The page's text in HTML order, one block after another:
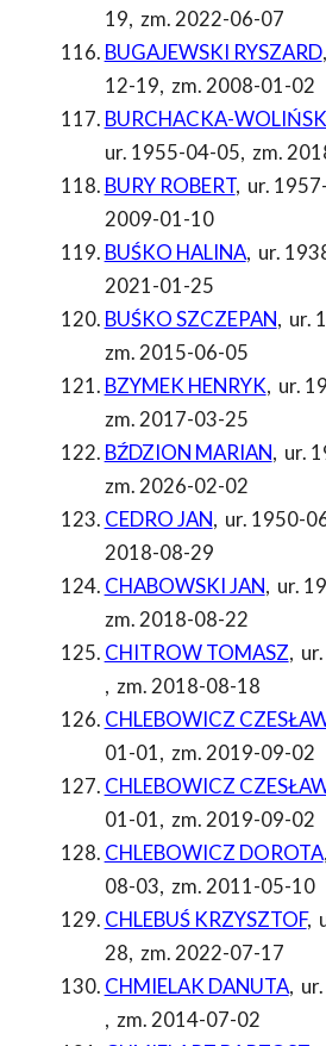
19, zm. 2022-06-07
BUGAJEWSKI RYSZARD,
12-19, zm. 2008-01-02
BURCHACKA-
ur. 1955-04-05, zm.
BURY ROBERT, ur.
2009-01-10
BUŚKO HALINA, ur.
2021-01-25
BUŚKO SZCZEPAN, ur.
zm. 2015-06-05
BZYMEK HENRYK, ur.
zm. 2017-03-25
BŹDZION MARIAN, ur.
zm. 2026-02-02
CEDRO JAN, ur. 1950-
2018-08-29
CHABOWSKI JAN, ur.
zm. 2018-08-22
CHITROW TOMASZ,
, zm. 2018-08-18
CHLEBOWICZ
01-01, zm. 2019-09-02
CHLEBOWICZ
01-01, zm. 2019-09-02
CHLEBOWICZ DOROTA,
08-03, zm. 2011-05-10
CHLEBUŚ KRZYSZTOF,
28, zm. 2022-07-17
CHMIELAK DANUTA,
, zm. 2014-07-02